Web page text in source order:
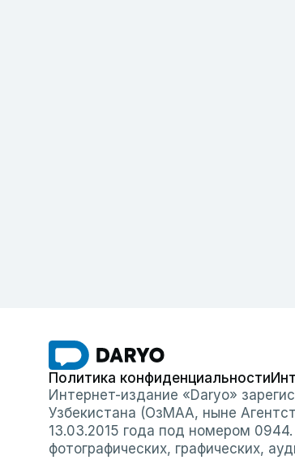
Политика конфиденциальности
Интернет-издание «Daryo»
Узбекистана (ОзМАА, ныне
13.03.2015 года под номером
фотографических, графических,